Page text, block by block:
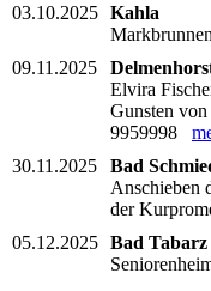
03.10.2025 Kahla
09.11.2025
Elvira
Gunsten
9959998
30.11.2025
Bad
Anschieben
der
05.12.2025 Bad Tabarz